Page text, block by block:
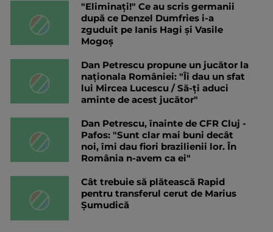
"Eliminați!" Ce au scris germanii
după ce Denzel Dumfries i-a
zguduit pe Ianis Hagi și Vasile
Mogoș
Dan Petrescu propune un jucător la
naționala României: "Îi dau un sfat
lui Mircea Lucescu / Să-ți aduci
aminte de acest jucător"
Dan Petrescu, înainte de CFR Cluj -
Pafos: "Sunt clar mai buni decât
noi, îmi dau fiori brazilienii lor. În
România n-avem ca ei"
Cât trebuie să plătească Rapid
pentru transferul cerut de Marius
Șumudică